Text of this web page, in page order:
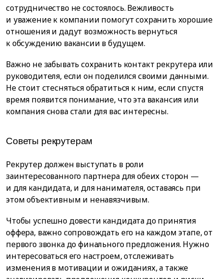
сотрудничество не состоялось. Вежливость
и уважение к компании помогут сохранить хорошие
отношения и дадут возможность вернуться
к обсуждению вакансии в будущем.
Важно не забывать сохранить контакт рекрутера или
руководителя, если он поделился своими данными.
Не стоит стесняться обратиться к ним, если спустя
время появится понимание, что эта вакансия или
компания снова стали для вас интересны.
Советы рекрутерам
Рекрутер должен выступать в роли
заинтересованного партнера для обеих сторон —
и для кандидата, и для нанимателя, оставаясь при
этом объективным и ненавязчивым.
Чтобы успешно довести кандидата до принятия
оффера, важно сопровождать его на каждом этапе, от
первого звонка до финального предложения. Нужно
интересоваться его настроем, отслеживать
изменения в мотивации и ожиданиях, а также